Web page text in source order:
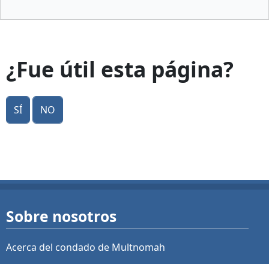
¿Fue útil esta página?
Sí No
Sobre nosotros
Acerca del condado de Multnomah